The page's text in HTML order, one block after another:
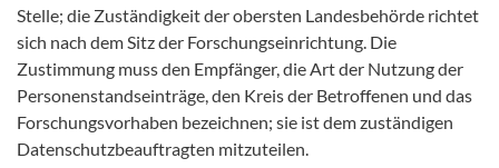
Stelle; die Zuständigkeit der obersten Landesbehörde richtet
sich nach dem Sitz der Forschungseinrichtung. Die
Zustimmung muss den Empfänger, die Art der Nutzung der
Personenstandseinträge, den Kreis der Betroffenen und das
Forschungsvorhaben bezeichnen; sie ist dem zuständigen
Datenschutzbeauftragten mitzuteilen.